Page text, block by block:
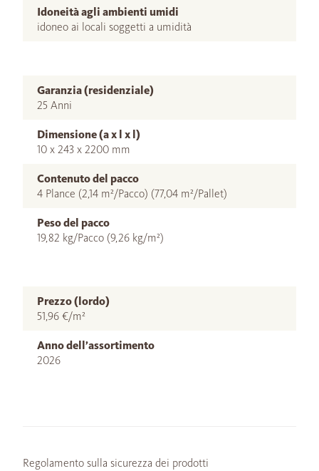
Idoneità agli ambienti umidi
idoneo ai locali soggetti a umidità
Garanzia (residenziale)
25 Anni
Dimensione (a x l x l)
10 x 243 x 2200 mm
Contenuto del pacco
4 Plance (2,14 m²/Pacco) (77,04 m²/Pallet)
Peso del pacco
19,82 kg/Pacco (9,26 kg/m²)
Prezzo (lordo)
51,96 €/m²
Anno dell’assortimento
2026
Regolamento sulla sicurezza dei prodotti